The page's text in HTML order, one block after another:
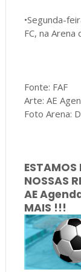
•Segunda-
FC, na Arena
Fonte: FAF
Arte: AE
Foto Arena:
NOSSAS
AE
MAIS !!!